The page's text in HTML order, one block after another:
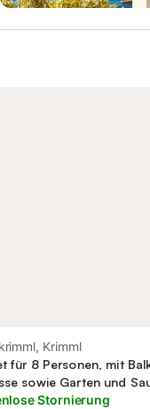
Krimml
für 8 Personen, mit
sowie Garten und
Stornierung